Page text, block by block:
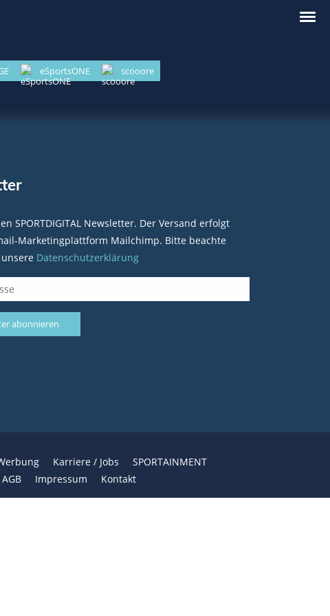
eSportsONE scooore
SPORTDIGITAL Newsletter. Der Versand erfolgt
Marketingplattform Mailchimp. Bitte beachte
Datenschutzerklärung
Karriere / Jobs
SPORTAINMENT
AGB Impressum Kontakt